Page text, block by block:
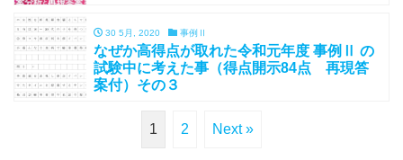
30 5月, 2020 事例Ⅱ
なぜか高得点が取れた令和元年度 事例Ⅱ の
試験中に考えた事（得点開示84点 再現答
案付）その３
1 2 Next »